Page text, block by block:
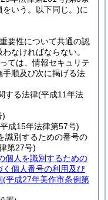
いう。以下同じ。)に
要性について共通の認
なければならない。
ては、情報セキュリテ
手順及び次に掲げる法
する法律(平成11年法
)
成15年法律第57号)
識別するための番号の
第27号)
個人を識別するための
個人番号の利用及び
(平成27年美作市条例第